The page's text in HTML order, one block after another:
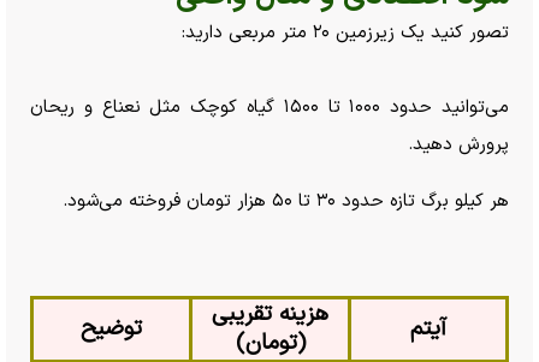
تصور کنید یک زیرزمین ۲۰ متر مربعی دارید:
می‌توانید حدود ۱۰۰۰ تا ۱۵۰۰ گیاه کوچک مثل نعناع و ریحان
پرورش دهید.
هر کیلو برگ تازه حدود ۳۰ تا ۵۰ هزار تومان فروخته می‌شود.
آیتم
هزینه تقریبی
(تومان)
توضیح